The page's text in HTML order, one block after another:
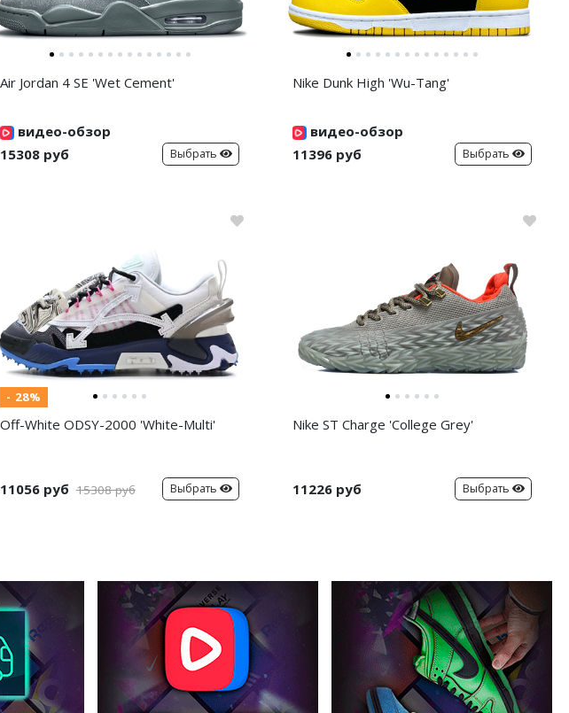
Air Jordan 4 SE 'Wet Cement'
видео-обзор
15308 руб
Выбрать
Nike Dunk High 'Wu-Tang'
видео-обзор
11396 руб
Выбрать
- 28%
Off-White ODSY-2000 'White-Multi'
11056 руб 15308 руб Выбрать
Nike ST Charge 'College Grey'
11226 руб Выбрать